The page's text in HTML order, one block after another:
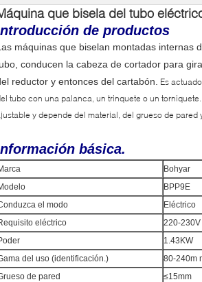
que bisela del tubo
de productos
máquinas que biselan montadas internas
conducen la cabeza de cortador para
reductor y entonces del cartabón. Es
tubo con una palanca, un trinquete o un
y depende del material, del grueso de pared
básica.
Bohyar
BPP9E
el modo
Eléctrico
eléctrico
220-
1.43KW
del uso (identificación.)
80-240m
de pared
≤15mm